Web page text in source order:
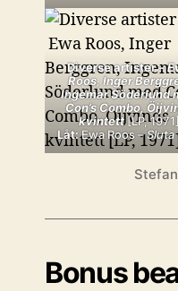
Diverse artister –
Roos, Inger
Ingemar Söderlund
Con’s Combo,
kvintett [LP, 1971]
Låt:Ewa Roos –Sluta
Bonus